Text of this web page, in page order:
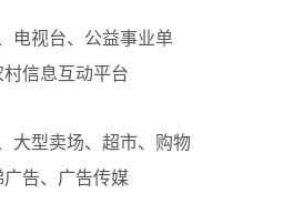
视台、公益事业单
信息互动平台
型卖场、超市、购物
告、广告传媒